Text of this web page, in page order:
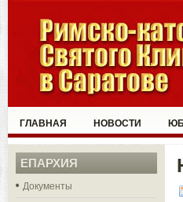
ГЛАВНАЯ НОВОСТИ
ЕПАРХИЯ
Документы